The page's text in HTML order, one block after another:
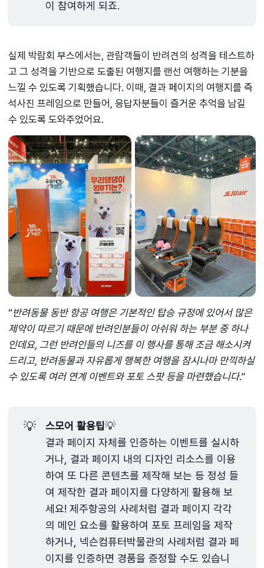
이 참여하게 되죠.
실제 박람회 부스에서는, 관람객들이 반려견의 성격을 테스트하
고 그 성격을 기반으로 도출된 여행지를 랜선 여행하는 기분을
느낄 수 있도록 기획했습니다. 이때, 결과 페이지의 여행지를 즉
석사진 프레임으로 만들어, 응답자분들이 즐거운 추억을 남길
수 있도록 도와주었어요.
“반려동물 동반 항공 여행은 기본적인 탑승 규정에 있어서 많은
제약이 따르기 때문에 반려인분들이 아쉬워 하는 부분 중 하나
인데요, 그런 반려인들의 니즈를 이 행사를 통해 조금 해소시켜
드리고, 반려동물과 자유롭게 행복한 여행을 잠시나마 만끽하실
수 있도록 여러 연계 이벤트와 포토 스팟 등을 마련했습니다.”
💡 스모어 활용팁💡
결과 페이지 자체를 인증하는 이벤트를 실시하
거나, 결과 페이지 내의 디자인 리소스를 이용
하여 또 다른 콘텐츠를 제작해 보는 등 정성 들
여 제작한 결과 페이지를 다양하게 활용해 보
세요! 제주항공의 사례처럼 결과 페이지 각각
의 메인 요소를 활용하여 포토 프레임을 제작
하거나, 넥슨컴퓨터박물관의 사례처럼 결과 페
이지를 인증하면 경품을 증정할 수도 있습니